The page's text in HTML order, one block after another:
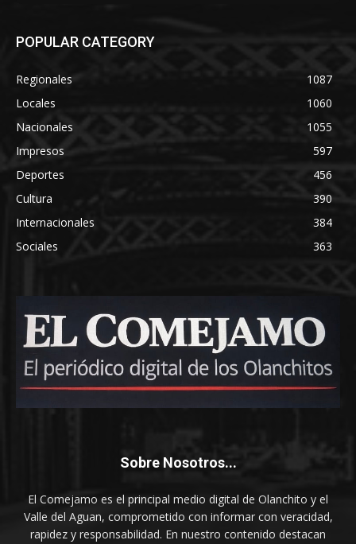
POPULAR CATEGORY
Regionales
1087
Locales
1060
Nacionales
1055
Impresos
597
Deportes
456
Cultura
390
Internacionales
384
Sociales
363
Sobre Nosotros...
El Comejamo es el principal medio digital de Olanchito y el
Valle del Aguan, comprometido con informar con veracidad,
rapidez y responsabilidad. En nuestro contenido destacan